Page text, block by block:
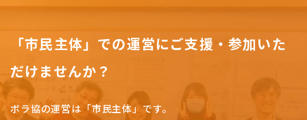
「市民主体」での運営にご支援・参加いた
だけませんか？
ボラ協の運営は「市民主体」です。